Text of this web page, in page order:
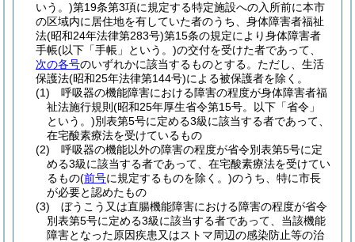
いう。)第19条第3項に規定する特定施設への入所前に本市
の区域内に居住地を有していた者のうち、身体障害者福祉
法(昭和24年法律第283号)第15条の規定により身体障害者
手帳(以下「手帳」という。)の交付を受けた者であって、
次の各号のいずれかに該当するものとする。 ただし、生活
保護法(昭和25年法律第144号)による被保護者を除く。
(1)
呼吸器の機能障害における障害の程度が身体障害者福
祉法施行規則 (昭和25年厚生省令第15号。以下「省令」
という。)別表第5号に定める3級に該当する者であって、
在宅酸素療法を受けているもの
(2)
呼吸器の機能以外の障害の程度が省令別表第5号に定
める3級に該当する者であって、在宅酸素療法を受けてい
るもの(前号に規定するものを除く。)のうち、特に市長
が必要と認めたもの
(3)
ぼうこう又は直腸機能障害における障害の程度が省令
別表第5号に定める3級に該当する者であって、当該機能
障害となった原因疾患又はストマ周辺の感染防止等の治